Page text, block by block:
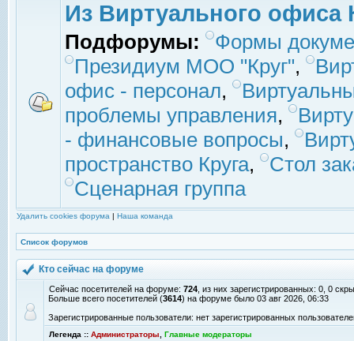
Из Виртуального офиса
Подфорумы:
Формы
Президиум МОО "Круг",
офис - персонал,
проблемы управления,
- финансовые вопросы,
пространство Круга,
Стол
Сценарная группа
Удалить cookies форума | Наша команда
Список форумов
Кто сейчас на форуме
Сейчас посетителей на форуме: 724 , из них зарегистрированных: 0, 0
Больше всего посетителей (3614) на форуме было 03 авг 2026, 06:33
Зарегистрированные пользователи: нет зарегистрированных
Легенда :: Администраторы Главные модераторы